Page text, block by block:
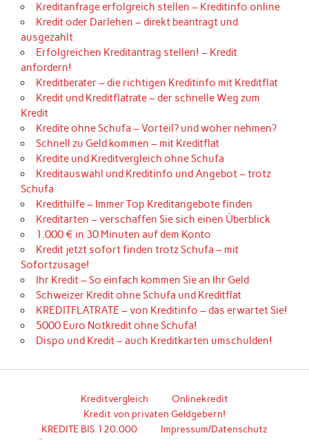
Kreditanfrage erfolgreich stellen – Kreditinfo online
Kredit oder Darlehen – direkt beantragt und
ausgezahlt
Erfolgreichen Kreditantrag stellen! – Kredit
anfordern!
Kreditberater – die richtigen Kreditinfo mit Kreditflat
Kredit und Kreditflatrate – der schnelle Weg zum
Kredit
Kredite ohne Schufa – Vorteil? und woher nehmen?
Schnell zu Geld kommen – mit Kreditflat
Kredite und Kreditvergleich ohne Schufa
Kreditauswahl und Kreditinfo und Angebot – trotz
Schufa
Kredithilfe – Immer Top Kreditangebote finden
Kreditarten – verschaffen Sie sich einen Überblick
1.000 € in 30 Minuten auf dem Konto
Kredit jetzt sofort finden trotz Schufa – mit
Sofortzusage!
Ihr Kredit – So einfach kommen Sie an Ihr Geld
Schweizer Kredit ohne Schufa und Kreditflat
KREDITFLATRATE – von Kreditinfo – das erwartet Sie!
5000 Euro Notkredit ohne Schufa!
Dispo und Kredit – auch Kreditkarten umschulden!
Kreditvergleich
Onlinekredit
Kredit von privaten Geldgebern!
KREDITE BIS 120.000
Impressum/Datenschutz